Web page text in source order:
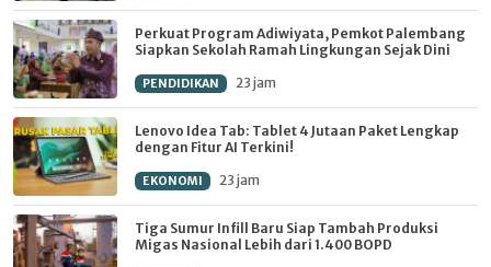
Perkuat Program Adiwiyata, Pemkot Palembang
Siapkan Sekolah Ramah Lingkungan Sejak Dini
PENDIDIKAN 23 jam
Lenovo Idea Tab: Tablet 4 Jutaan Paket Lengkap
dengan Fitur AI Terkini!
EKONOMI 23 jam
Tiga Sumur Infill Baru Siap Tambah Produksi
Migas Nasional Lebih dari 1.400 BOPD